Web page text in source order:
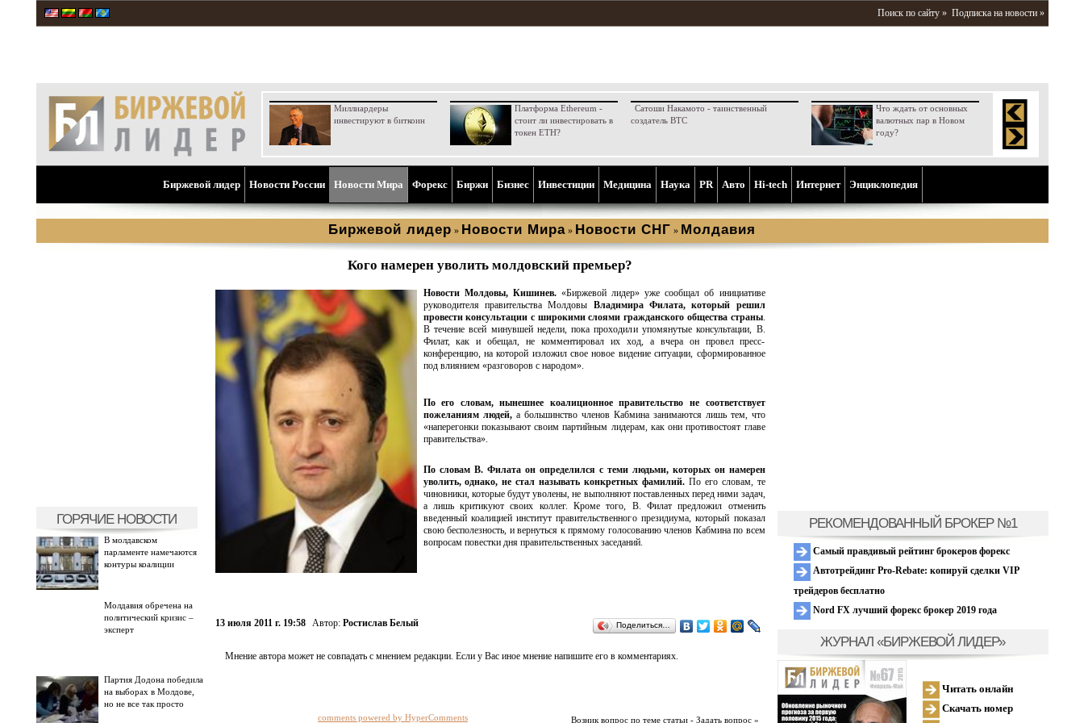
Поиск по сайту » Подписка на новости »
Миллиардеры
инвестируют в биткоин
Платформа Ethereum -
стоит ли инвестировать в
токен ETH?
Сатоши Накамото - таинственный
создатель BTC
Что ждать от основных
валютных пар в Новом
году?
Биржевой лидер Новости России Новости Мира Форекс Биржи Бизнес Инвестиции Медицина Наука PR Aвто Hi-tech Интернет Энциклопедия
Биржевой лидер » Новости Мира » Новости СНГ » Молдавия
ГОРЯЧИЕ НОВОСТИ
В молдавском
парламенте намечаются
контуры коалиции
Молдавия обречена на
политический кризис –
эксперт
Партия Додона победила
на выборах в Молдове,
но не все так просто
Кого намерен уволить молдовский премьер?
Новости Молдовы, Кишинев.«Биржевой лидер» уже сообщал об инициативе
руководителя правительства Молдовы Владимира Филата, который решил
провести консультации с широкими слоями гражданского общества страны.
В течение всей минувшей недели, пока проходили упомянутые консультации, В.
Филат, как и обещал, не комментировал их ход, а вчера он провел пресс-
конференцию, на которой изложил свое новое видение ситуации, сформированное
под влиянием «разговоров с народом».
По его словам, нынешнее коалиционное правительство не соответствует
пожеланиям людей,а большинство членов Кабмина занимаются лишь тем, что
«наперегонки показывают своим партийным лидерам, как они противостоят главе
правительства».
По словам В. Филата он определился с теми людьми, которых он намерен
уволить, однако, не стал называть конкретных фамилий. По его словам, те
чиновники, которые будут уволены, не выполняют поставленных перед ними задач,
а лишь критикуют своих коллег. Кроме того, В. Филат предложил отменить
введенный коалицией институт правительственного президиума, который показал
свою бесполезность, и вернуться к прямому голосованию членов Кабмина по всем
вопросам повестки дня правительственных заседаний.
13 июля 2011 г. 19:58 Автор: Ростислав Белый Поделиться…
Мнение автора может не совпадать с мнением редакции. Если у Вас иное мнение напишите его в комментариях.
Возник вопрос по теме статьи - Задать вопрос »
comments powered by HyperComments
РЕКОМЕНДОВАННЫЙ БРОКЕР №1
Самый правдивый рейтинг брокеров форекс
Автотрейдинг Pro-Rebate: копируй сделки VIP
трейдеров бесплатно
Nord FX лучший форекс брокер 2019 года
ЖУРНАЛ «БИРЖЕВОЙ ЛИДЕР»
Читать онлайн
Скачать номер